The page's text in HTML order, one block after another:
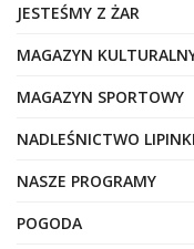
JESTEŚMY Z ŻAR
MAGAZYN
MAGAZYN SPORTOWY
NADLEŚNICTWO LIPINKI
NASZE PROGRAMY
POGODA